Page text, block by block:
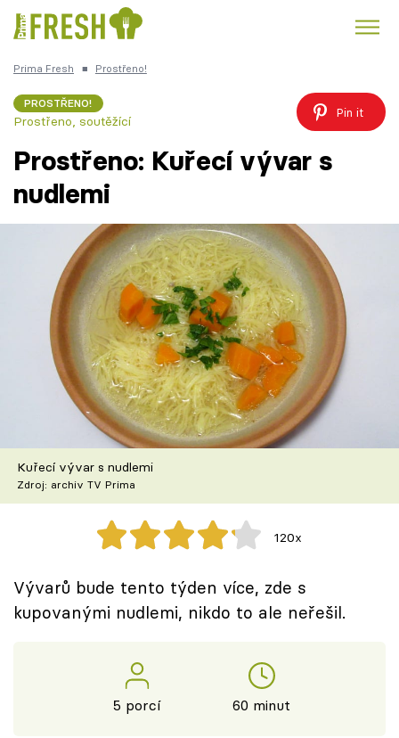
Česká kuchyně
Témata
Recepty
Články
TV Program
Škola vaření
Recepty z TV
Speciál: Cuketa
Těhotnej kuchař
Sledujte prima+
Prima Fresh ■ Prostřeno!
PROSTŘENO!
Prostřeno, soutěžící
Pin it
Prostřeno: Kuřecí vývar s
nudlemi
Kuřecí vývar s nudlemi
Zdroj: archiv TV Prima
120x
Vývarů bude tento týden více, zde s
kupovanými nudlemi, nikdo to ale neřešil.
5 porcí 60 minut